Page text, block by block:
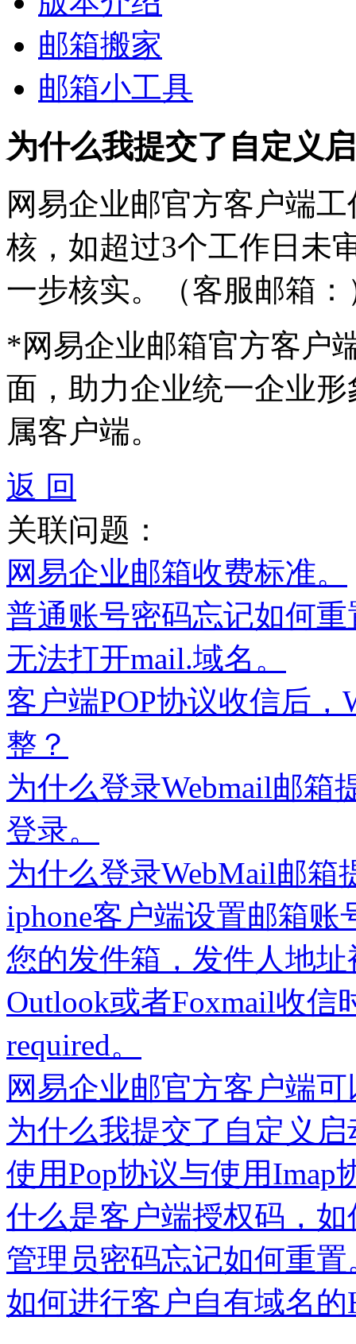
邮箱搬家
邮箱小工具
为什么我提交了自定义
网易企业邮官方客户端
核，如超过3个工作日未
一步核实。（客服邮箱：
*网易企业邮箱官方客户
面，助力企业统一企业形
属客户端。
返 回
关联问题：
网易企业邮箱收费标准。
普通账号密码忘记如何重
无法打开mail.域名。
客户端POP协议收信后
整？
为什么登录Webmail邮箱
登录。
为什么登录WebMail邮箱
iphone客户端设置邮箱
您的发件箱，发件人地
Outlook或者Foxmail收信
required。
网易企业邮官方客户端
为什么我提交了自定义
使用Pop协议与使用
什么是客户端授权码，
管理员密码忘记如何重置
如何进行客户自有域名的